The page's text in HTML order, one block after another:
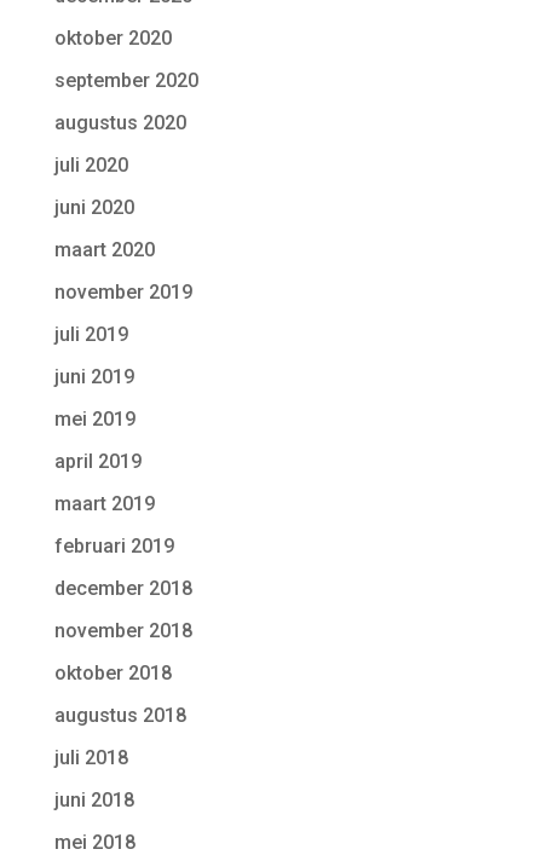
oktober 2020
september 2020
augustus 2020
juli 2020
juni 2020
maart 2020
november 2019
juli 2019
juni 2019
mei 2019
april 2019
maart 2019
februari 2019
december 2018
november 2018
oktober 2018
augustus 2018
juli 2018
juni 2018
mei 2018